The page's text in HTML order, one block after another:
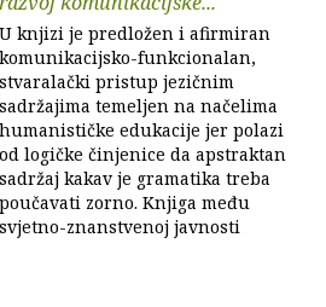
U knjizi je predložen i afirmiran
komunikacijsko-funkcionalan,
stvaralački pristup jezičnim
sadržajima temeljen na načelima
humanističke edukacije jer polazi
od logičke činjenice da apstraktan
sadržaj kakav je gramatika treba
poučavati zorno. Knjiga među
znanstvenoj javnosti